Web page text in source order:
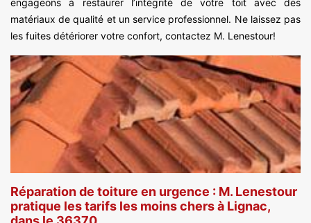
engageons à restaurer l’intégrité de votre toit avec des
matériaux de qualité et un service professionnel. Ne laissez pas
les fuites détériorer votre confort, contactez M. Lenestour!
Réparation de toiture en urgence : M. Lenestour
pratique les tarifs les moins chers à Lignac,